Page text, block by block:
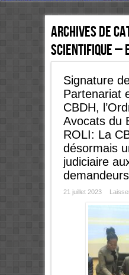
Archives de
Scientifique –
Signature
Partenariat
CBDH,
Avocats du
ROLI: La
désormais
judiciaire
21 juillet 2023